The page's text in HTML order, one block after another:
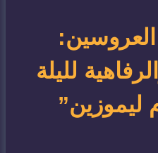
لليلة
ليموزين”